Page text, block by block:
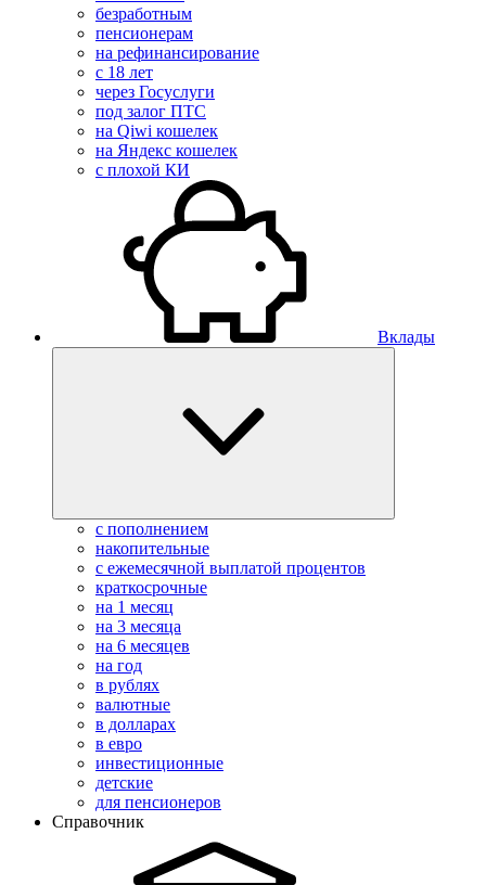
безработным
пенсионерам
на рефинансирование
с 18 лет
через Госуслуги
под залог ПТС
на Qiwi кошелек
на Яндекс кошелек
с плохой КИ
Вклады
с пополнением
накопительные
с ежемесячной выплатой процентов
краткосрочные
на 1 месяц
на 3 месяца
на 6 месяцев
на год
в рублях
валютные
в долларах
в евро
инвестиционные
детские
для пенсионеров
Справочник